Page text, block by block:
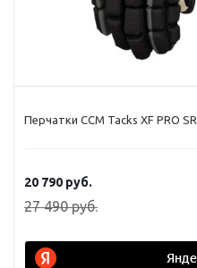
Перчатки CCM Tacks XF PRO SR
20 790 руб.
27 490руб.